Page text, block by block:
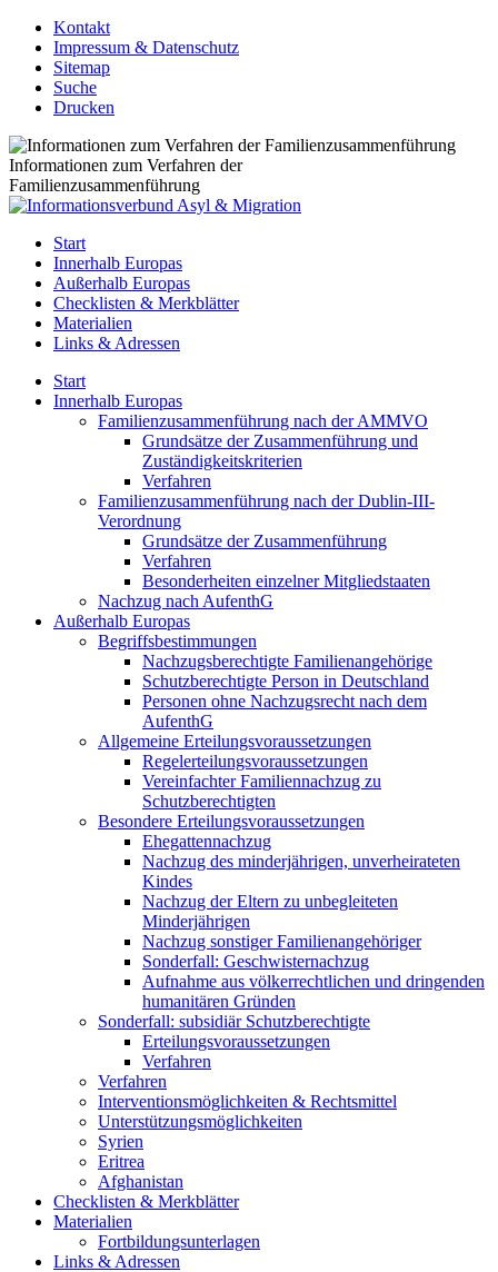
Kontakt
Impressum & Datenschutz
Sitemap
Suche
Drucken
Informationen zum Verfahren der
Familienzusammenführung
Start
Innerhalb Europas
Außerhalb Europas
Checklisten & Merkblätter
Materialien
Links & Adressen
Start
Innerhalb Europas
Familienzusammenführung nach der AMMVO
Grundsätze der Zusammenführung und
Zuständigkeitskriterien
Verfahren
Familienzusammenführung nach der Dublin-III-
Verordnung
Grundsätze der Zusammenführung
Verfahren
Besonderheiten einzelner Mitgliedstaaten
Nachzug nach AufenthG
Außerhalb Europas
Begriffsbestimmungen
Nachzugsberechtigte Familienangehörige
Schutzberechtigte Person in Deutschland
Personen ohne Nachzugsrecht nach dem
AufenthG
Allgemeine Erteilungsvoraussetzungen
Regelerteilungsvoraussetzungen
Vereinfachter Familiennachzug zu
Schutzberechtigten
Besondere Erteilungsvoraussetzungen
Ehegattennachzug
Nachzug des minderjährigen, unverheirateten
Kindes
Nachzug der Eltern zu unbegleiteten
Minderjährigen
Nachzug sonstiger Familienangehöriger
Sonderfall: Geschwisternachzug
Aufnahme aus völkerrechtlichen und dringenden
humanitären Gründen
Sonderfall: subsidiär Schutzberechtigte
Erteilungsvoraussetzungen
Verfahren
Verfahren
Interventionsmöglichkeiten & Rechtsmittel
Unterstützungsmöglichkeiten
Syrien
Eritrea
Afghanistan
Checklisten & Merkblätter
Materialien
Fortbildungsunterlagen
Links & Adressen